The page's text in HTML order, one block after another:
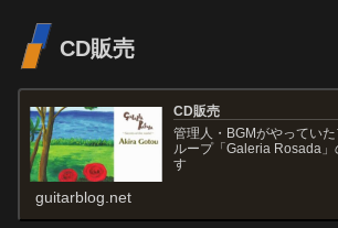
CD販売
CD販売
管理人・BGMがやってい
ループ「Galeria Rosada」
す
guitarblog.net